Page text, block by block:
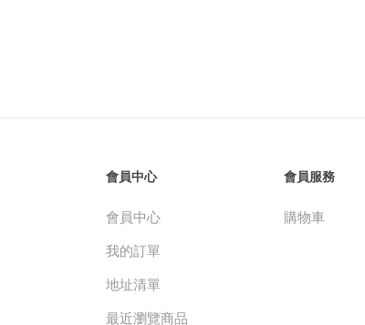
會員中心
會員中心
我的訂單
地址清單
最近瀏覽商品
會員服務
購物車